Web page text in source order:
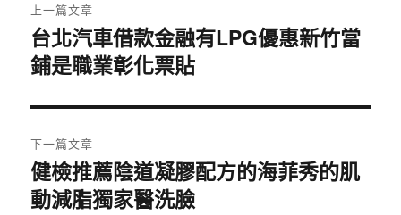
章
導
覽
上一篇文章
上
一
文
章:
台北汽車借款金融有LPG優惠新竹當
鋪是職業彰化票貼
下一篇文章
下
一
健檢推薦陰道凝膠配方的海菲秀的肌
動減脂獨家醫洗臉